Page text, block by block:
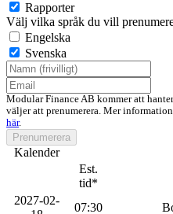
Rapporter
Välj vilka språk du vill
Engelska
Svenska
Modular Finance AB kommer att
väljer att prenumerera. Mer
här.
Prenumerera
Kalender
Est.
tid*
2027-02-
07:30